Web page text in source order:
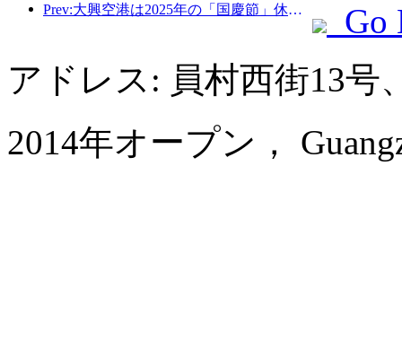
Prev:大興空港は2025年の「国慶節」休暇中に130万人以上の乗客を輸送する予定だ。
Go
アドレス: 員村西街13号
2014年オープン，